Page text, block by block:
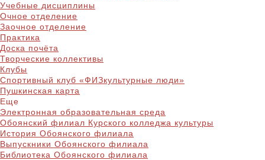
Учебные дисциплины
Очное отделение
Заочное отделение
Практика
Доска почёта
Творческие коллективы
Клубы
Спортивный клуб «ФИЗкультурные люди»
Пушкинская карта
Еще
Электронная образовательная среда
Обоянский филиал Курского колледжа культуры
История Обоянского филиала
Выпускники Обоянского филиала
Библиотека Обоянского филиала